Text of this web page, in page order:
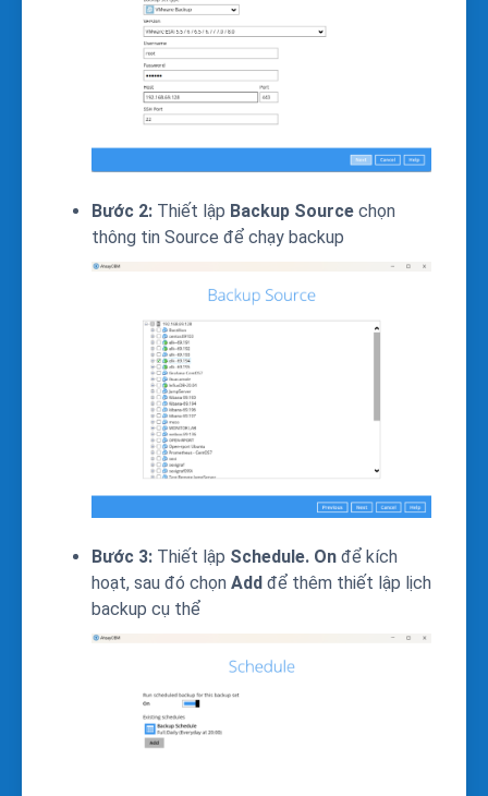
Bước 2: Thiết lập Backup Source chọn
thông tin Source để chạy backup
Bước 3: Thiết lập Schedule. On để kích
hoạt, sau đó chọn Add để thêm thiết lập lịch
backup cụ thể